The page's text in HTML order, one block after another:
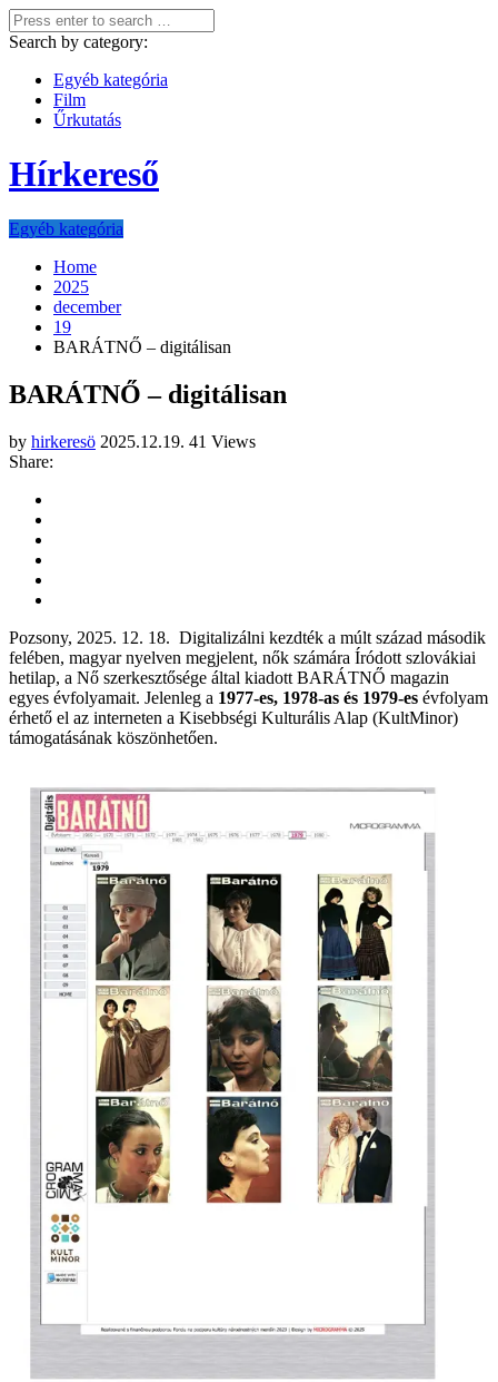
Search by category:
Egyéb kategória
Film
Űrkutatás
Hírkereső
Egyéb kategória
Home
2025
december
19
BARÁTNŐ – digitálisan
BARÁTNŐ – digitálisan
by hirkeresö 2025.12.19. 41 Views
Share:
Pozsony, 2025. 12. 18. Digitalizálni kezdték a múlt század második
felében, magyar nyelven megjelent, nők számára Íródott szlovákiai
hetilap, a Nő szerkesztősége által kiadott BARÁTNŐ magazin
egyes évfolyamait. Jelenleg a 1977-es, 1978-as és 1979-es évfolyam
érhető el az interneten a Kisebbségi Kulturális Alap (KultMinor)
támogatásának köszönhetően.